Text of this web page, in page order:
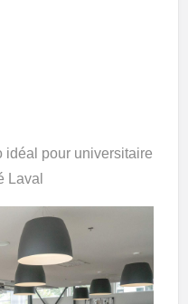
pour universitaire
Laval